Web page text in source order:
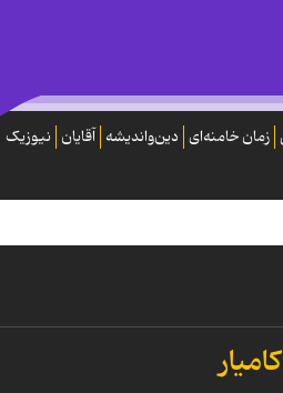
زمان خامنه‌ای دین‌واندیشه آقایان نیوزیک